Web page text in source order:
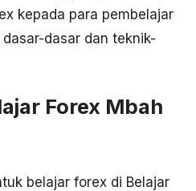
kepada para pembelajar
dasar dan teknik-
Forex Mbah
belajar forex di Belajar